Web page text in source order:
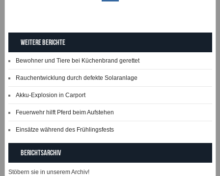
Weitere Berichte
Bewohner und Tiere bei Küchenbrand gerettet
Rauchentwicklung durch defekte Solaranlage
Akku-Explosion in Carport
Feuerwehr hilft Pferd beim Aufstehen
Einsätze während des Frühlingsfests
Berichtsarchiv
Stöbern sie in unserem Archiv!